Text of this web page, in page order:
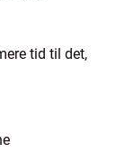
tid til det,